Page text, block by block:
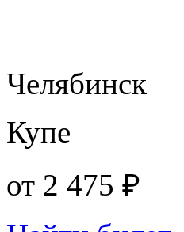
Челябинск
Купе
от 2 475 ₽